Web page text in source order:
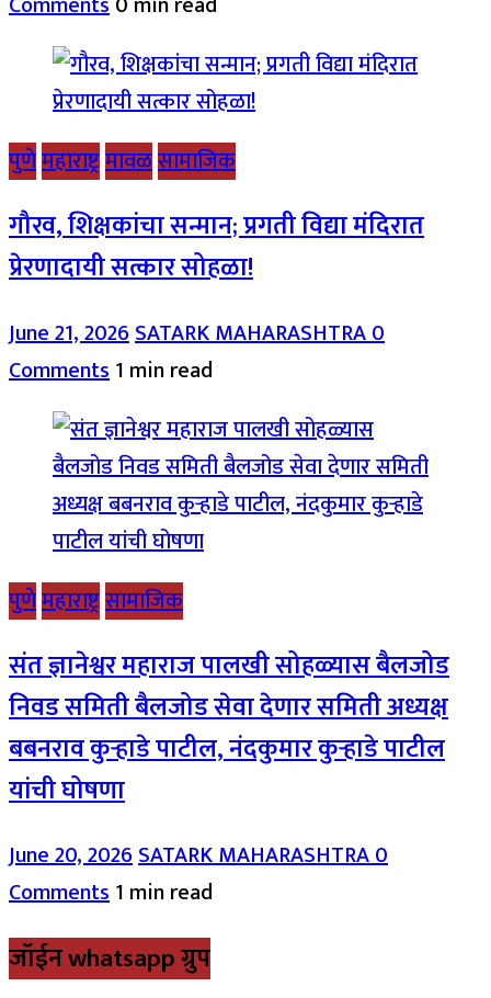
पुणेमहाराष्ट्रमावळसामाजिक
गौरव, शिक्षकांचा सन्मान; प्रगती विद्या मंदिरात
प्रेरणादायी सत्कार सोहळा!
June 21, 2026SATARK MAHARASHTRA0
Comments1 min read
पुणेमहाराष्ट्रसामाजिक
संत ज्ञानेश्वर महाराज पालखी सोहळ्यास बैलजोड
निवड समिती बैलजोड सेवा देणार समिती अध्यक्ष
बबनराव कुऱ्हाडे पाटील, नंदकुमार कुऱ्हाडे पाटील
यांची घोषणा
June 20, 2026SATARK MAHARASHTRA0
Comments1 min read
जॉईन whatsapp ग्रुप